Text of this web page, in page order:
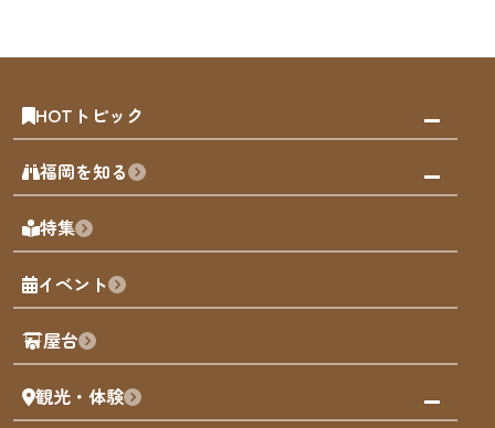
HOTトピック
みんなの旅行記
天神エリア
博多旧市街
福岡城
歴史・文化
福岡を知る
福岡の見どころ
福岡の魅力
観光カレンダー
観光PR動画
まち歩き
福岡グルメ
特集
イベント
屋台
観光・体験